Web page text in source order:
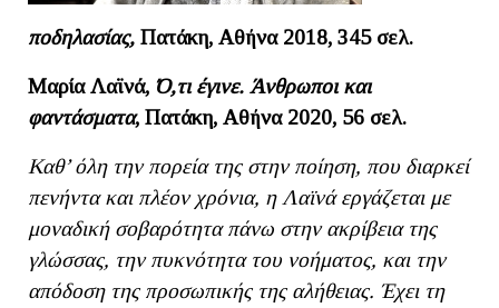
ποδηλασίας, Πατάκη, Αθήνα 2018, 345 σελ.
Μαρία Λαϊνά, Ό,τι έγινε. Άνθρωποι και
φαντάσματα, Πατάκη, Αθήνα 2020, 56 σελ.
Καθ’ όλη την πορεία της στην ποίηση, που διαρκεί
πενήντα και πλέον χρόνια, η Λαϊνά εργάζεται με
μοναδική σοβαρότητα πάνω στην ακρίβεια της
γλώσσας, την πυκνότητα του νοήματος, και την
απόδοση της προσωπικής της αλήθειας. Έχει τη